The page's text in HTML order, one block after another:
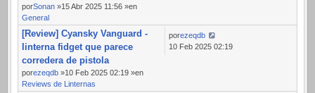
porSonan »15 Abr 2025 11:56 »en
General
[Review] Cyansky Vanguard -
linterna fidget que parece
corredera de pistola
porezeqdb »10 Feb 2025 02:19 »en
Reviews de Linternas
porezeqdb
10 Feb 2025 02:19